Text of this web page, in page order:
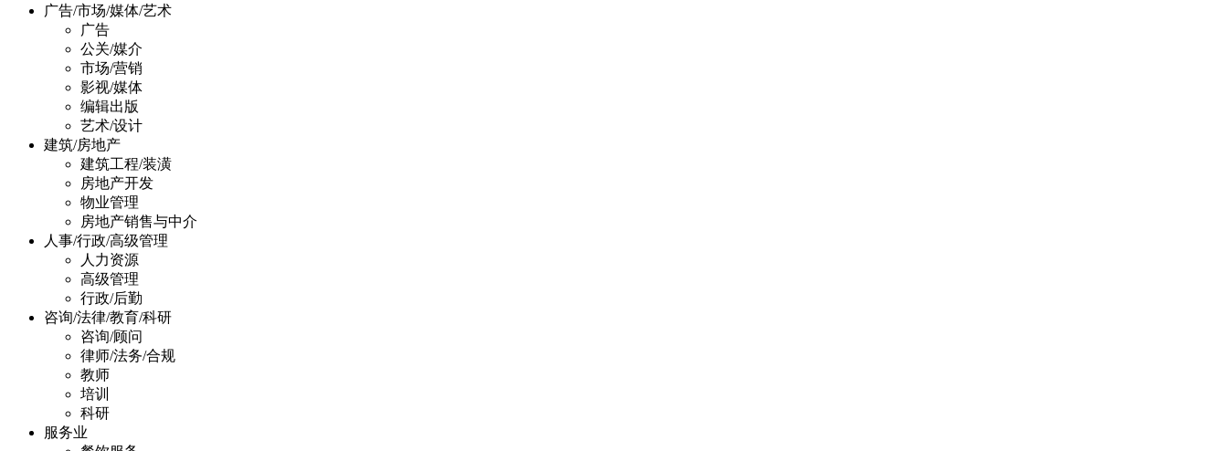
广告/市场/媒体/艺术
广告
公关/媒介
市场/营销
影视/媒体
编辑出版
艺术/设计
建筑/房地产
建筑工程/装潢
房地产开发
物业管理
房地产销售与中介
人事/行政/高级管理
人力资源
高级管理
行政/后勤
咨询/法律/教育/科研
咨询/顾问
律师/法务/合规
教师
培训
科研
服务业